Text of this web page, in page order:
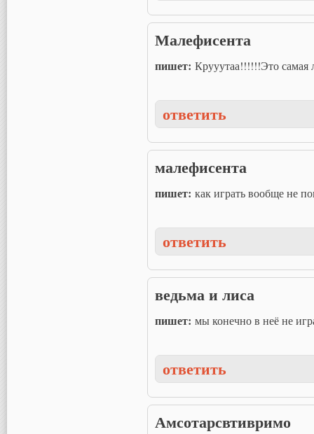
Малефисента
пишет: Крууутаа!!!!!!Это самая
ответить
малефисента
пишет: как играть вообще не
ответить
ведьма и лиса
пишет: мы конечно в неё не
ответить
Амсотарсвтивримо